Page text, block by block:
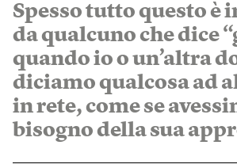
Spesso tutto questo è
da qualcuno che dice
quando io o un’altra
diciamo qualcosa ad
in rete, come se
bisogno della sua